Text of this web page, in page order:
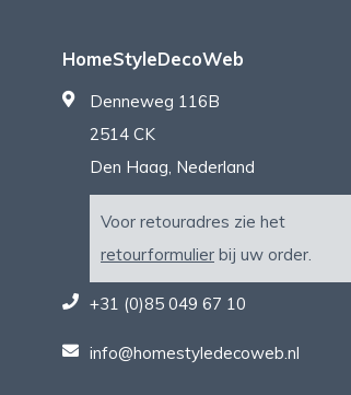
HomeStyleDecoWeb
Denneweg 116B
2514 CK
Den Haag, Nederland
Voor retouradres zie het
retourformulier bij uw order.
+31 (0)85 049 67 10
info@homestyledecoweb.nl